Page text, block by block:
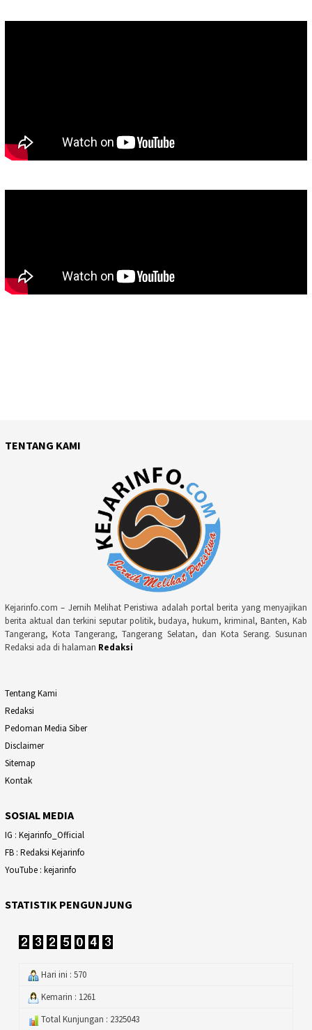
TENTANG KAMI
Kejarinfo.com – Jernih Melihat Peristiwa adalah portal berita yang menyajikan
berita aktual dan terkini seputar politik, budaya, hukum, kriminal, Banten, Kab
Tangerang, Kota Tangerang, Tangerang Selatan, dan Kota Serang. Susunan
Redaksi ada di halaman Redaksi
Tentang Kami
Redaksi
Pedoman Media Siber
Disclaimer
Sitemap
Kontak
SOSIAL MEDIA
IG : Kejarinfo_Official
FB : Redaksi Kejarinfo
YouTube : kejarinfo
STATISTIK PENGUNJUNG
Hari ini : 570
Kemarin : 1261
Total Kunjungan : 2325043